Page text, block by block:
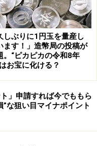
よい。
中小企業に図面を与
、中小企業の技術力も
その後、大企業が海
、親企業にとってどう
は声をかけて、海外
が海外での生産が順
しぶりに1円玉を量産し
ます！」造幣局の投稿が
。“ピカピカの令和8年
お宝に化ける？
」申請すれば今でももら
”な狙い目マイナポイント